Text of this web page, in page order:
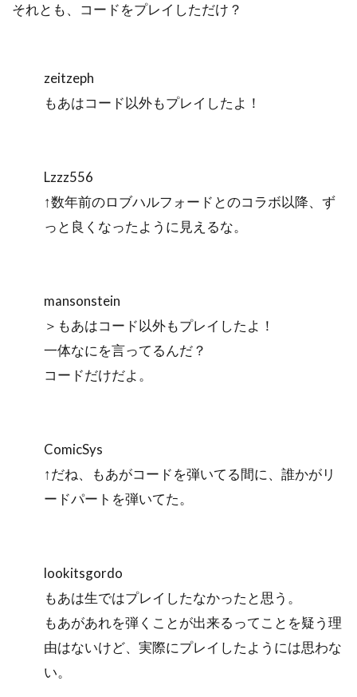
それとも、コードをプレイしただけ？
zeitzeph
もあはコード以外もプレイしたよ！
Lzzz556
↑数年前のロブハルフォードとのコラボ以降、ず
っと良くなったように見えるな。
mansonstein
＞もあはコード以外もプレイしたよ！
一体なにを言ってるんだ？
コードだけだよ。
ComicSys
↑だね、もあがコードを弾いてる間に、誰かがリ
ードパートを弾いてた。
lookitsgordo
もあは生ではプレイしたなかったと思う。
もあがあれを弾くことが出来るってことを疑う理
由はないけど、実際にプレイしたようには思わな
い。